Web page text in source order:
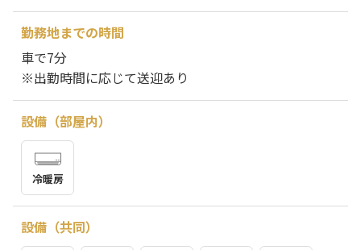
勤務地までの時間
車で7分
※出勤時間に応じて送迎あり
設備（部屋内）
冷暖房
設備（共同）